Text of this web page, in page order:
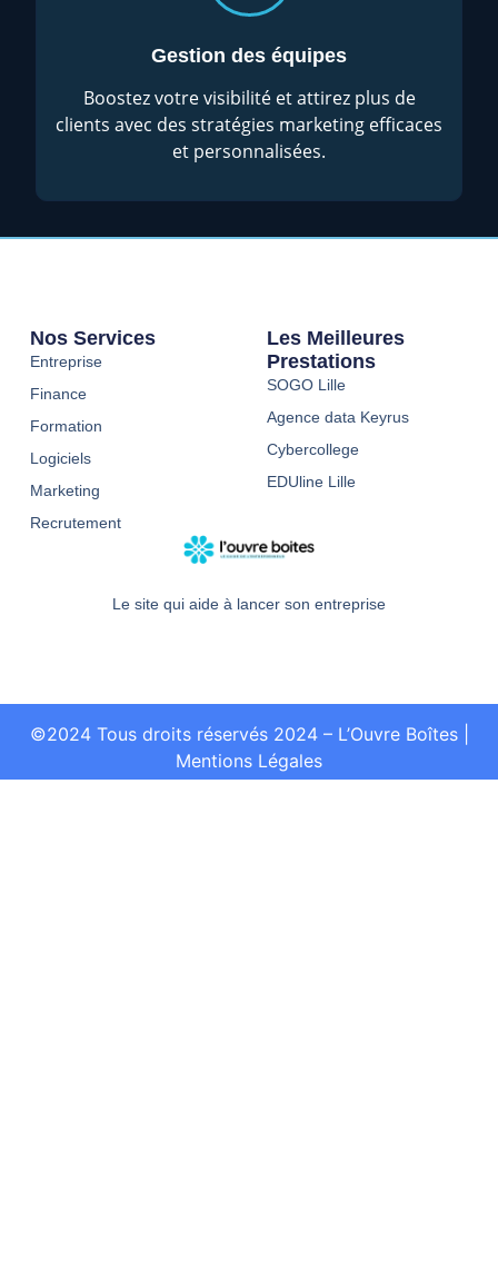
Gestion des équipes
Boostez votre visibilité et attirez plus de
clients avec des stratégies marketing efficaces
et personnalisées.
Le site qui aide à lancer son entreprise
Nos Services
Entreprise
Finance
Formation
Logiciels
Marketing
Recrutement
Les Meilleures
Prestations
SOGO Lille
Agence data Keyrus
Cybercollege
EDUline Lille
©2024 Tous droits réservés 2024 – L’Ouvre Boîtes
Mentions Légales